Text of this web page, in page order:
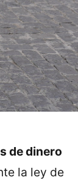
de dinero
la ley de